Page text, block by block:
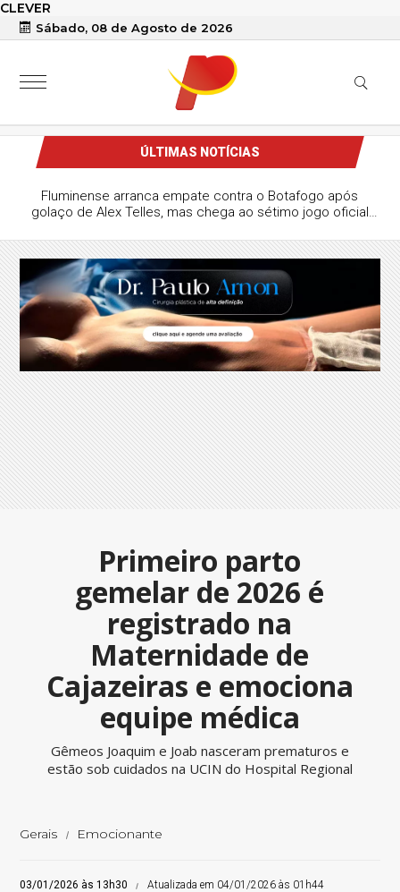
CLEVER
Sábado, 08 de Agosto de 2026
ÚLTIMAS NOTÍCIAS
Fluminense arranca empate contra o Botafogo após
golaço de Alex Telles, mas chega ao sétimo jogo oficial
Primeiro parto
gemelar de 2026 é
registrado na
Maternidade de
Cajazeiras e emociona
equipe médica
Gêmeos Joaquim e Joab nasceram prematuros e
estão sob cuidados na UCIN do Hospital Regional
Gerais Emocionante
03/01/2026 às 13h30
Atualizada em 04/01/2026 às 01h44